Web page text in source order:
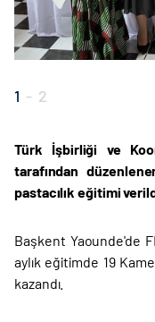
1 - 2
Türk İşbirliği ve
tarafından
pastacılık eğitimi
Başkent Yaounde'de
aylık eğitimde 19
kazandı.